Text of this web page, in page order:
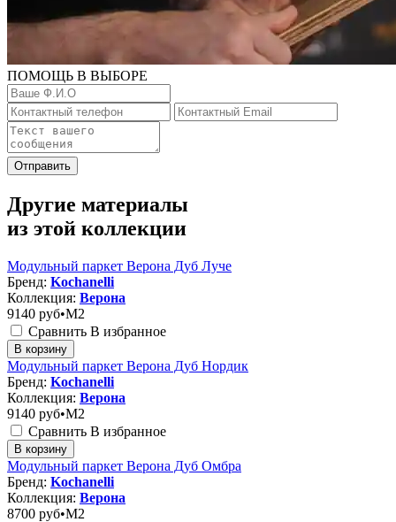
ПОМОЩЬ В ВЫБОРЕ
Отправить
Другие материалы
из этой коллекции
Модульный паркет Верона Дуб Луче
Бренд: Kochanelli
Коллекция: Верона
9140 руб•M2
Сравнить В избранное
В корзину
Модульный паркет Верона Дуб Нордик
Бренд: Kochanelli
Коллекция: Верона
9140 руб•M2
Сравнить В избранное
В корзину
Модульный паркет Верона Дуб Омбра
Бренд: Kochanelli
Коллекция: Верона
8700 руб•M2